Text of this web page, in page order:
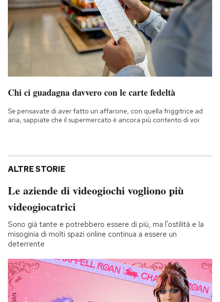
Chi ci guadagna davvero con le carte fedeltà
Se pensavate di aver fatto un affarone, con quella friggitrice ad
aria, sappiate che il supermercato è ancora più contento di voi
ALTRE STORIE
Le aziende di videogiochi vogliono più
videogiocatrici
Sono già tante e potrebbero essere di più, ma l'ostilità e la
misoginia di molti spazi online continua a essere un
deterrente